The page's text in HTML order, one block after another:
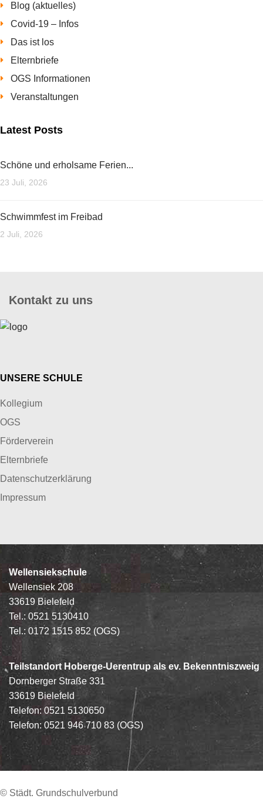
Blog (aktuelles)
Covid-19 – Infos
Das ist los
Elternbriefe
OGS Informationen
Veranstaltungen
Latest Posts
Schöne und erholsame Ferien...
23 Juli, 2026
Schwimmfest im Freibad
2 Juli, 2026
Kontakt zu uns
UNSERE SCHULE
Kollegium
OGS
Förderverein
Elternbriefe
Datenschutzerklärung
Impressum
Wellensiekschule
Wellensiek 208
33619 Bielefeld
Tel.: 0521 5130410
Tel.: 0172 1515 852 (OGS)
Teilstandort Hoberge-Uerentrup als ev. Bekenntniszweig
Dornberger Straße 331
33619 Bielefeld
Telefon: 0521 5130650
Telefon: 0521 946 710 83 (OGS)
© Städt. Grundschulverbund